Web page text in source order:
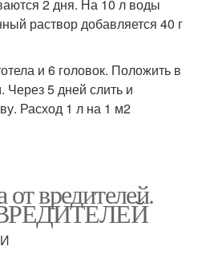
2 дня. На 10 л воды
раствор добавляется 40 г
и 6 головок. Положить в
Через 5 дней слить и
Расход 1 л на 1 м2
вредителей.